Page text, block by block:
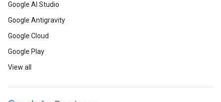
Google AI Studio
Google Antigravity
Google Cloud
Google Play
View all